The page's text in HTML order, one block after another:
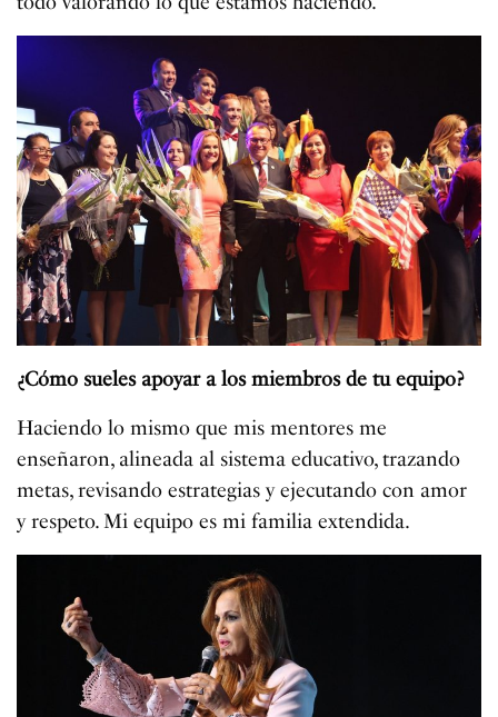
¿Cómo sueles apoyar a los miembros de tu equipo?
Haciendo lo mismo que mis mentores me
enseñaron, alineada al sistema educativo, trazando
metas, revisando estrategias y ejecutando con amor
y respeto. Mi equipo es mi familia extendida.